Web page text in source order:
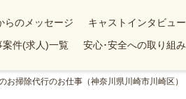
らのメッセージ
キャストインタビュー
案件(求人)一覧 安心･安全への取り組み
掃除代行のお仕事（神奈川県川崎市川崎区）